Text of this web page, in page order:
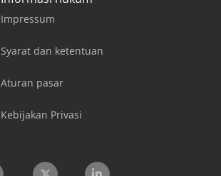
Impressum
Syarat dan ketentuan
Aturan pasar
Kebijakan Privasi